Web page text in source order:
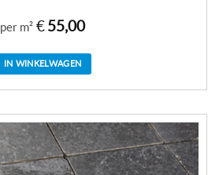
per m² €55,00
IN WINKELWAGEN